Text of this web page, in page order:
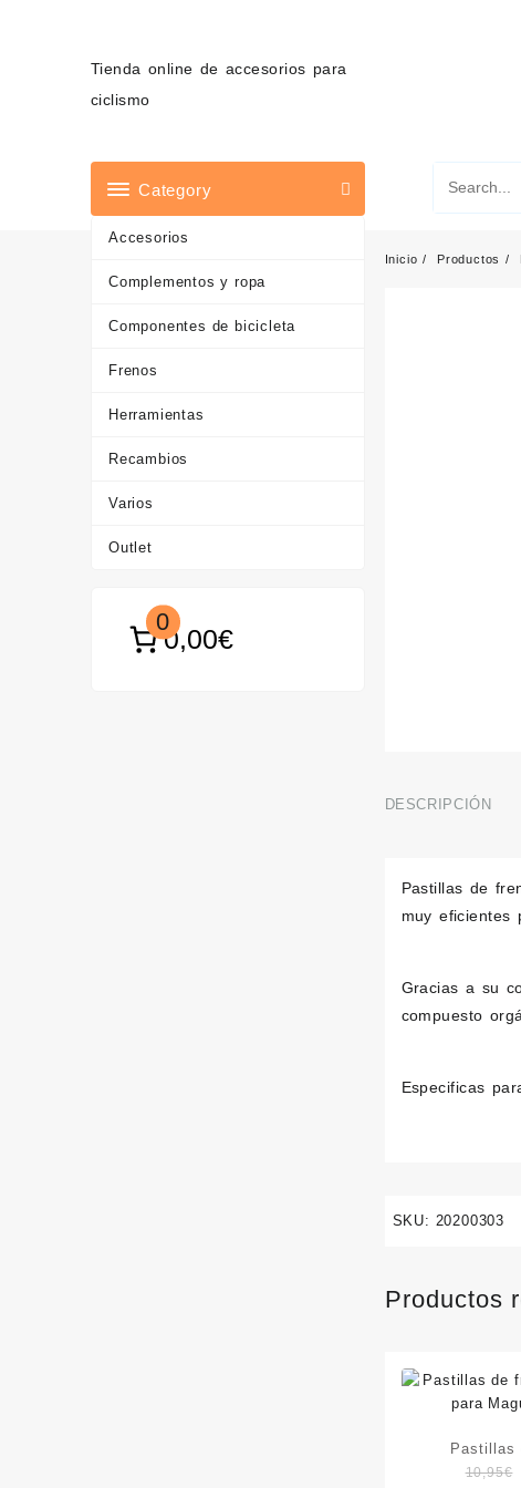
Tienda online de accesorios para
ciclismo
Category
Accesorios
Complementos y ropa
Componentes de bicicleta
Frenos
Herramientas
Recambios
Varios
Outlet
Inicio Productos
DESCRIPCIÓN
Pastillas de
muy eficientes
Gracias a su
compuesto
Especificas
SKU: 20200303
Productos
Pastillas
Tr!ckstuff
10,95€
0
0,00€